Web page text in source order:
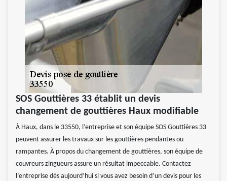
SOS Gouttières 33 établit un devis
changement de gouttières Haux modifiable
À Haux, dans le 33550, l’entreprise et son équipe SOS Gouttières 33
peuvent assurer les travaux sur les gouttières pendantes ou
rampantes. À propos du changement de gouttières, son équipe de
couvreurs zingueurs assure un résultat impeccable. Contactez
l’entreprise dès aujourd’hui si vous avez besoin d’un devis pour les